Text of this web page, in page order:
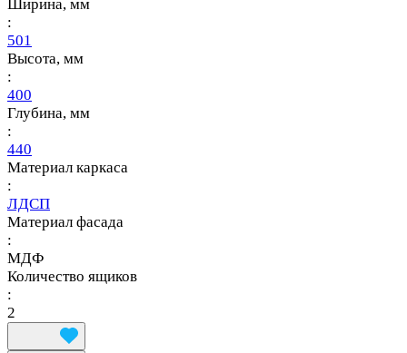
Ширина, мм
:
501
Высота, мм
:
400
Глубина, мм
:
440
Материал каркаса
:
ЛДСП
Материал фасада
:
МДФ
Количество ящиков
:
2